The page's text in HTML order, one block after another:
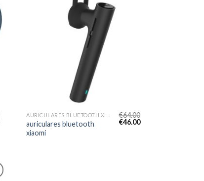
auriculares bluetooth
xiaomi
€64.00
€46.00